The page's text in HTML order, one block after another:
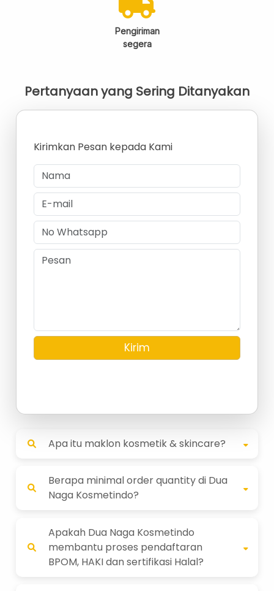
Pengiriman
segera
Pertanyaan yang Sering Ditanyakan
Kirimkan Pesan kepada Kami
Kirim
Apa itu maklon kosmetik & skincare?
Berapa minimal order quantity di Dua
Naga Kosmetindo?
Apakah Dua Naga Kosmetindo
membantu proses pendaftaran
BPOM, HAKI dan sertifikasi Halal?